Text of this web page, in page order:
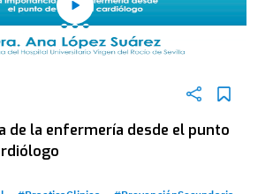
de la enfermería desde el punto